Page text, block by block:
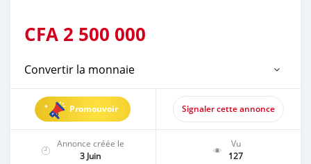
CFA 2 500 000
Convertir la monnaie
Promouvoir Signaler cette annonce
Annonce créée le
3 Juin
Vu
127